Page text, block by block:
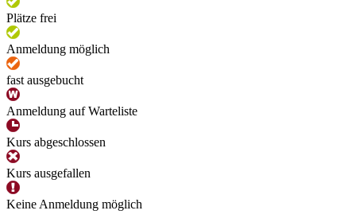
Plätze frei
Anmeldung möglich
fast ausgebucht
Anmeldung auf Warteliste
Kurs abgeschlossen
Kurs ausgefallen
Keine Anmeldung möglich